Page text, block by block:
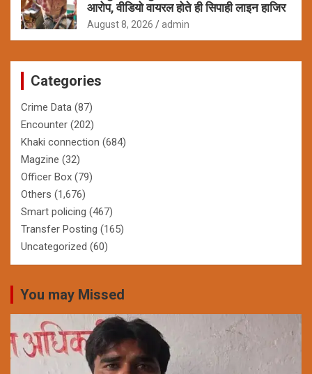
आरोप, वीडियो वायरल होते ही सिपाही लाइन हाजिर
August 8, 2026 admin
Categories
Crime Data (87)
Encounter (202)
Khaki connection (684)
Magzine (32)
Officer Box (79)
Others (1,676)
Smart policing (467)
Transfer Posting (165)
Uncategorized (60)
You may Missed